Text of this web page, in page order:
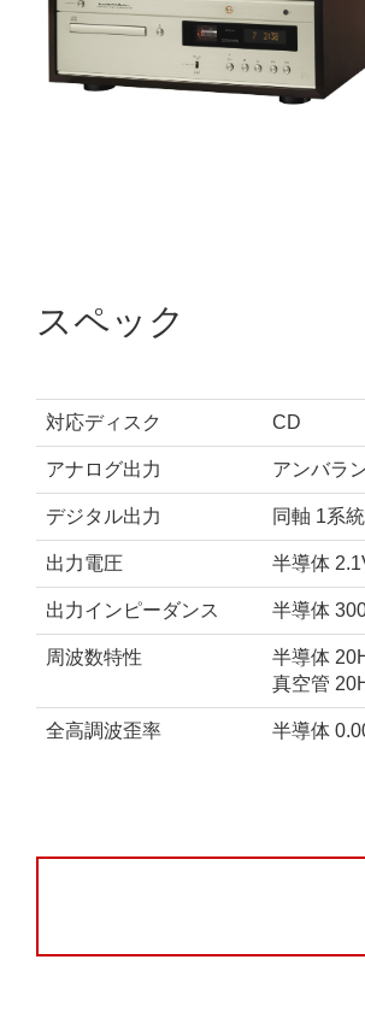
スペック
対応ディスク CD
アナログ出力 アンバラ
デジタル出力 同軸 1系
出力電圧 半導体
出力インピーダンス 半導体
周波数特性
半導体
真空管
全高調波歪率 半導体